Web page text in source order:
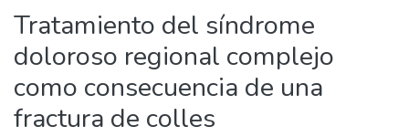
Communities
&
Collections
All of DSpace
In(current)
Tratamiento del síndrome
doloroso regional complejo
como consecuencia de una
fractura de colles